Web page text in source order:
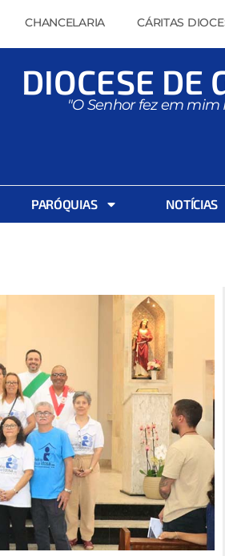
CHANCELARIA CÁRITAS
DIOCESE DE
"O Senhor fez em mim
PARÓQUIAS NOTÍCIAS